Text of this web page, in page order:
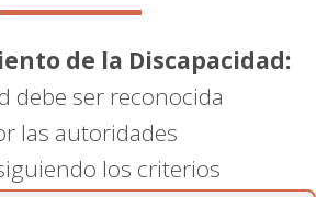
de la Discapacidad:
debe ser reconocida
las autoridades
los criterios